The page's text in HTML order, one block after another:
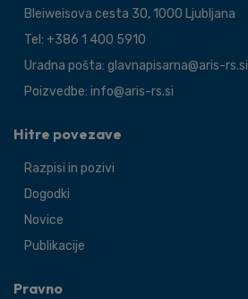
Bleiweisova cesta 30, 1000 Ljubljana
Tel: +386 1 400 5910
Uradna pošta: glavnapisarna@aris-rs.si
Poizvedbe: info@aris-rs.si
Hitre povezave
Razpisi in pozivi
Dogodki
Novice
Publikacije
Pravno